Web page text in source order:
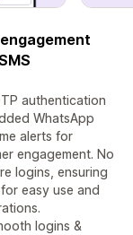
authentication
WhatsApp
alerts for
engagement. No
logins, ensuring
easy use and
logins &